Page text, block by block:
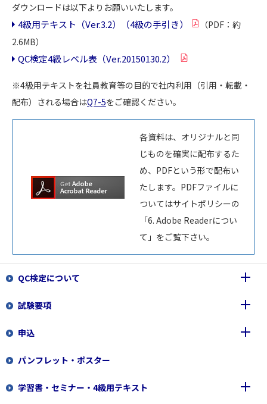
ダウンロードは以下よりお願いいたします。
4級用テキスト（Ver.3.2）（4級の手引き）
（PDF：約
2.6MB）
QC検定4級レベル表（Ver.20150130.2）
※4級用テキストを社員教育等の目的で社内利用（引用・転載・
配布）される場合はQ7-5をご確認ください。
各資料は、オリジナルと同
じものを確実に配布するた
め、PDFという形で配布い
たします。PDFファイルに
ついてはサイトポリシーの
「6. Adobe Readerについ
て」をご覧下さい。
QC検定について
品質管理検定(QC検定)とは
認定団体、協賛団体のご紹介
運営方針
登録商標（QC検定ロゴマーク等
試験要項
各級のレベルと内容
合格基準
各級の問題例
申込
1級・2級（筆記試験）
3級・4級（CBT試験）
パンフレット・ポスター
学習書・セミナー・4級用テキスト